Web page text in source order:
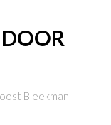
Bleekman